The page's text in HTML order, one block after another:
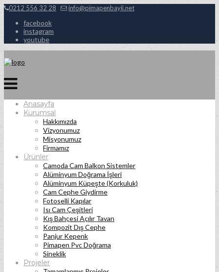
0212 556 32 28 info@pimapenbayii.net
facebook
instagram
youtube
Anasayfa
Kurumsal
Hakkımızda
Vizyonumuz
Misyonumuz
Firmamız
Ürünler
Camoda Cam Balkon Sistemler
Alüminyum Doğrama İşleri
Alüminyum Küpeşte (Korkuluk)
Cam Cephe Giydirme
Fotoselli Kapılar
Isı Cam Çeşitleri
Kış Bahçesi Açılır Tavan
Kompozit Dış Cephe
Panjur Kepenk
Pimapen Pvc Doğrama
Sineklik
Projeler